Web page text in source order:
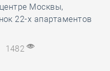
Москвы,
22-х апартаментов
1482